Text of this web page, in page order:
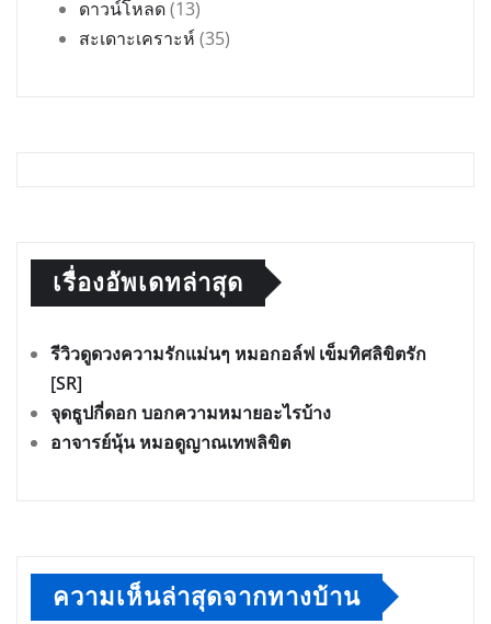
ดาวน์โหลด(13)
สะเดาะเคราะห์ (35)
เรื่องอัพเดทล่าสุด
รีวิวดูดวงความรักแม่นๆ หมอกอล์ฟ เข็มทิศลิขิตรัก
[SR]
จุดธูปกี่ดอก บอกความหมายอะไรบ้าง
อาจารย์นุ้น หมอดูญาณเทพลิขิต
ความเห็นล่าสุดจากทางบ้าน